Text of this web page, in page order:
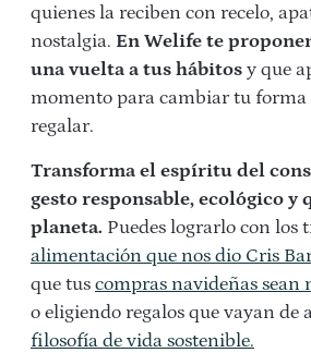
quienes la reciben con recelo,
nostalgia. En Welife te
una vuelta a tus hábitos y que
momento para cambiar tu forma
regalar.
Transforma el espíritu del
gesto responsable, ecológico y
planeta. Puedes lograrlo con los
alimentación que nos dio Cris
que tus compras navideñas sean
o eligiendo regalos que vayan de
filosofía de vida sostenible.